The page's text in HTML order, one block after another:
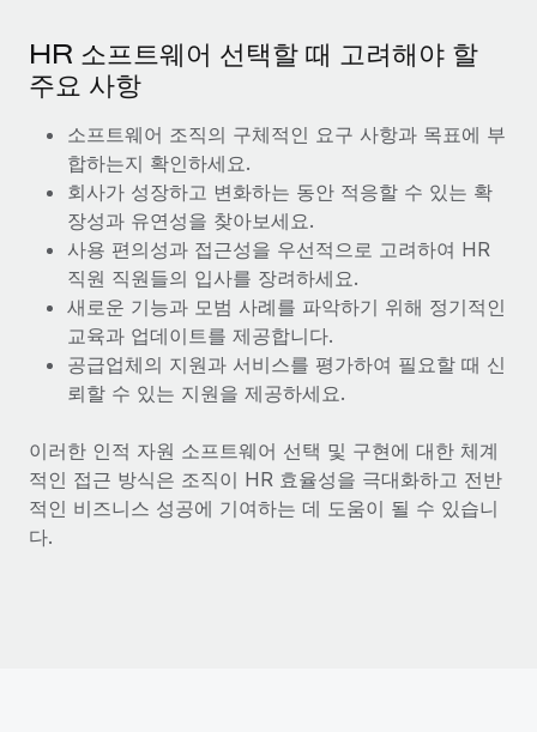
글로벌 인사 및 규정 준수 업무 처리에 전문가 지원 제공
신원 조사
채용 후보자 심사 프로세스 간소화
Compliance Watchtower
규정 준수 관련 위험에 선제적으로 대응
기기 관리
전 세계 IT 장비 제공 및 추적 관리
법인 설립
법인 설립을 빠르고 준법적으로 지원
직원 해외 이전을 간편하게 처리
복리후생
사례 연구
지원받기
모든 리소스 보기
블로그
글로벌 급여
EOR 및 PEO
계약자 관리
세금
블로그 둘러보기
블로그
HR 소프트웨어 선택할 때 고려해야 할
주요 사항
소프트웨어 조직의 구체적인 요구 사항과 목표에 부
합하는지 확인하세요.
회사가 성장하고 변화하는 동안 적응할 수 있는 확
장성과 유연성을 찾아보세요.
사용 편의성과 접근성을 우선적으로 고려하여 HR
직원 직원들의 입사를 장려하세요.
새로운 기능과 모범 사례를 파악하기 위해 정기적인
교육과 업데이트를 제공합니다.
공급업체의 지원과 서비스를 평가하여 필요할 때 신
뢰할 수 있는 지원을 제공하세요.
이러한 인적 자원 소프트웨어 선택 및 구현에 대한 체계
적인 접근 방식은 조직이 HR 효율성을 극대화하고 전반
적인 비즈니스 성공에 기여하는 데 도움이 될 수 있습니
다.